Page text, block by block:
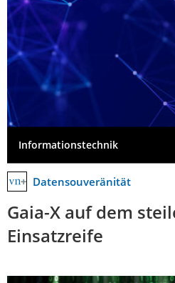
Informationstechnik
Datensouveränität
Gaia-X auf dem
Einsatzreife